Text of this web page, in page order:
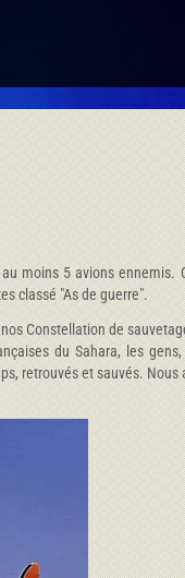
moins 5 avions
classé "As de guerre".
Constellation de
du Sahara, les
retrouvés et sauvés.